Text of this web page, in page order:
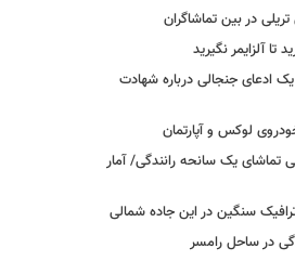
در بین تماشاگران
تا آلزایمر نگیرید
ادعای جنجالی درباره شهادت
تماشای یک سانحه رانندگی/ آمار
سنگین در این جاده شمالی
در ساحل رامسر